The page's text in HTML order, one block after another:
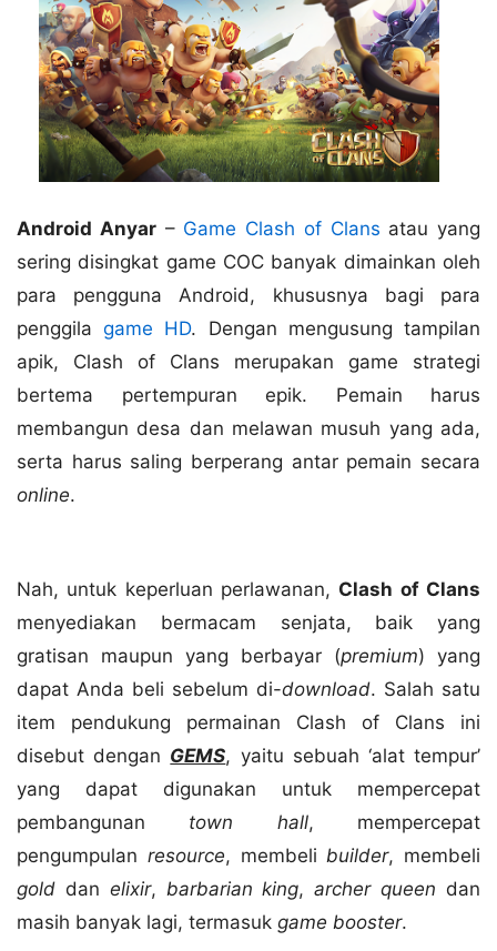
Android Anyar– Game Clash of Clans atau yang
sering disingkat game COC banyak dimainkan oleh
para pengguna Android, khususnya bagi para
penggilagame HD. Dengan mengusung tampilan
apik, Clash of Clans merupakan game strategi
bertema pertempuran epik. Pemain harus
membangun desa dan melawan musuh yang ada,
serta harus saling berperang antar pemain secara
online.
Nah, untuk keperluan perlawanan, Clash of Clans
menyediakan bermacam senjata, baik yang
gratisan maupun yang berbayar (premium) yang
dapat Anda beli sebelum di-download. Salah satu
item pendukung permainan Clash of Clans ini
disebut dengan GEMS, yaitu sebuah ‘alat tempur’
yang dapat digunakan untuk mempercepat
pembangunan town hall, mempercepat
pengumpulan resource, membelibuilder, membeli
gold dan elixir, barbarian king,archer queen dan
masih banyak lagi, termasuk game booster.